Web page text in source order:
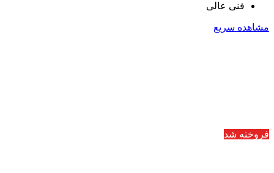
فنی عالی
مشاهده سریع
فروخته شد